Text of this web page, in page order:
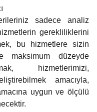
sadece analiz
gerekliliklerini
bu hizmetlere sizin
maksimum düzeyde
hizmetlerimizi,
amacıyla,
uygun ve ölçülü